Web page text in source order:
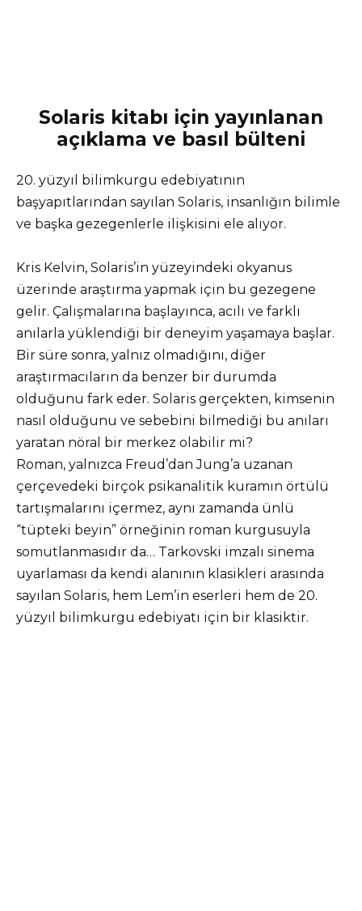
Solaris kitabı için yayınlanan
açıklama ve basıl bülteni
20. yüzyıl bilimkurgu edebiyatının
başyapıtlarından sayılan Solaris, insanlığın bilimle
ve başka gezegenlerle ilişkisini ele alıyor.
Kris Kelvin, Solaris’in yüzeyindeki okyanus
üzerinde araştırma yapmak için bu gezegene
gelir. Çalışmalarına başlayınca, acılı ve farklı
anılarla yüklendiği bir deneyim yaşamaya başlar.
Bir süre sonra, yalnız olmadığını, diğer
araştırmacıların da benzer bir durumda
olduğunu fark eder. Solaris gerçekten, kimsenin
nasıl olduğunu ve sebebini bilmediği bu anıları
yaratan nöral bir merkez olabilir mi?
Roman, yalnızca Freud’dan Jung’a uzanan
çerçevedeki birçok psikanalitik kuramın örtülü
tartışmalarını içermez, aynı zamanda ünlü
“tüpteki beyin” örneğinin roman kurgusuyla
somutlanmasıdır da… Tarkovski imzalı sinema
uyarlaması da kendi alanının klasikleri arasında
sayılan Solaris, hem Lem’in eserleri hem de 20.
yüzyıl bilimkurgu edebiyatı için bir klasiktir.